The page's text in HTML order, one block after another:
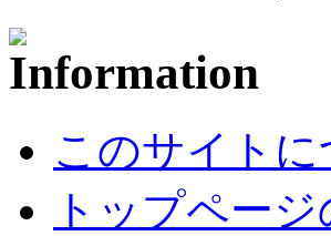
このサイトに
トップペー